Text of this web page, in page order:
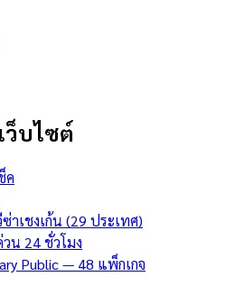
ว็บไซต์
ค
าเชงเก้น (29 ประเทศ)
น 24 ชั่วโมง
Public — 48 แพ็กเกจ